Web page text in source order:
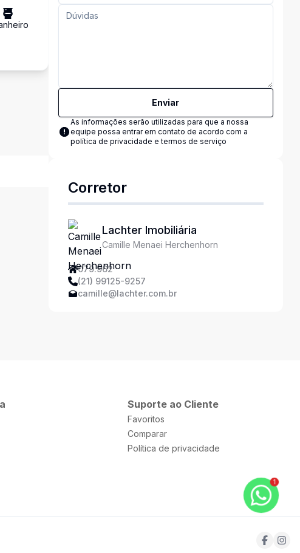
Enviar
As informações serão utilizadas para que a nossa
equipe possa entrar em contato de acordo com a
política de privacidade e termos de serviço
Corretor
Lachter Imobiliária
Camille Menaei Herchenhorn
079.962
(21) 99125-9257
camille@lachter.com.br
Suporte ao Cliente
Favoritos
Comparar
Política de privacidade
1